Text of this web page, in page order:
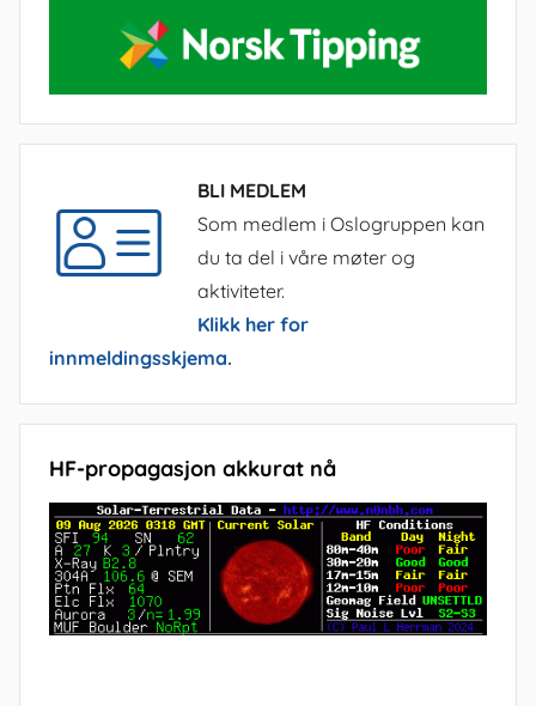
BLI MEDLEM
Som medlem i Oslogruppen kan
du ta del i våre møter og
aktiviteter.
Klikk her for
innmeldingsskjema.
HF-propagasjon akkurat nå